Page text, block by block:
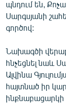
պնդում են,
Սարգսյանի
գործով:
Նախագծի
հնչեցնել նաև
Ալվինա
հայտնած իր
ինքնաբացարկի